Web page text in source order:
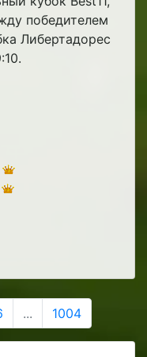
победителем
Либертадорес
... 1004